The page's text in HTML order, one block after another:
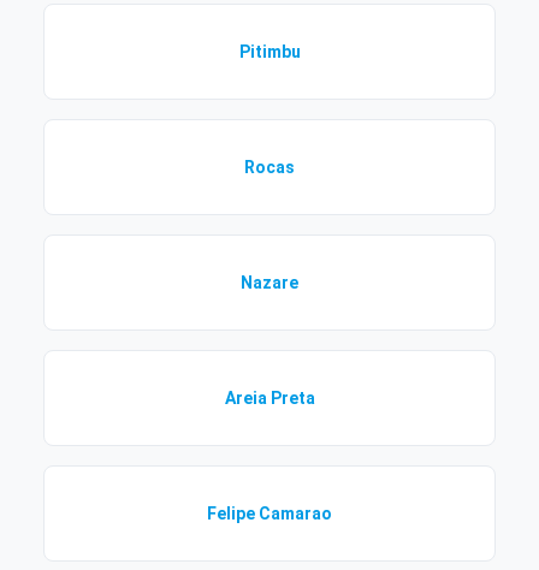
Pitimbu
Rocas
Nazare
Areia Preta
Felipe Camarao